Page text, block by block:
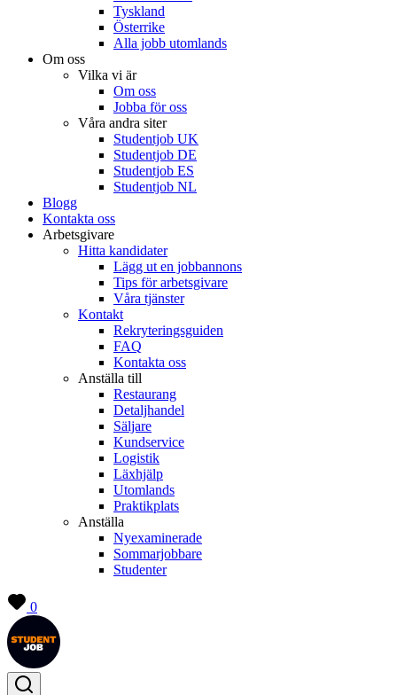
Tyskland
Österrike
Alla jobb utomlands
Om oss
Vilka vi är
Om oss
Jobba för oss
Våra andra siter
Studentjob UK
Studentjob DE
Studentjob ES
Studentjob NL
Blogg
Kontakta oss
Arbetsgivare
Hitta kandidater
Lägg ut en jobbannons
Tips för arbetsgivare
Våra tjänster
Kontakt
Rekryteringsguiden
FAQ
Kontakta oss
Anställa till
Restaurang
Detaljhandel
Säljare
Kundservice
Logistik
Läxhjälp
Utomlands
Praktikplats
Anställa
Nyexaminerade
Sommarjobbare
Studenter
0